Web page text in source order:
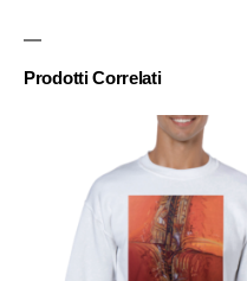
Prodotti Correlati